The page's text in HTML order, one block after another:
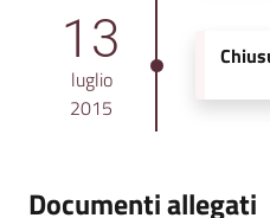
13
luglio
2015
Documenti allegati